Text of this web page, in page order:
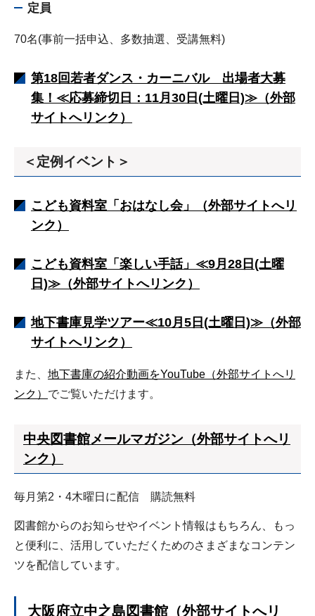
定員
70名(事前一括申込、多数抽選、受講無料)
第18回若者ダンス・カーニバル 出場者大募
集！≪応募締切日：11月30日(土曜日)≫（外部
サイトへリンク）
＜定例イベント＞
こども資料室「おはなし会」（外部サイトへリ
ンク）
こども資料室「楽しい手話」≪9月28日(土曜
日)≫（外部サイトへリンク）
地下書庫見学ツアー≪10月5日(土曜日)≫（外部
サイトへリンク）
また、 地下書庫の紹介動画をYouTube（外部サイトへリ
ンク） でご覧いただけます。
中央図書館メールマガジン（外部サイトへリ
ンク）
毎月第2・4木曜日に配信 購読無料
図書館からのお知らせやイベント情報はもちろん、もっ
と便利に、活用していただくためのさまざまなコンテン
ツを配信しています。
大阪府立中之島図書館（外部サイトへリ